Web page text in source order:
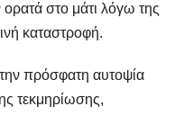
ορατά στο μάτι λόγω της
καταστροφή.
πρόσφατη αυτοψία
τεκμηρίωσης,